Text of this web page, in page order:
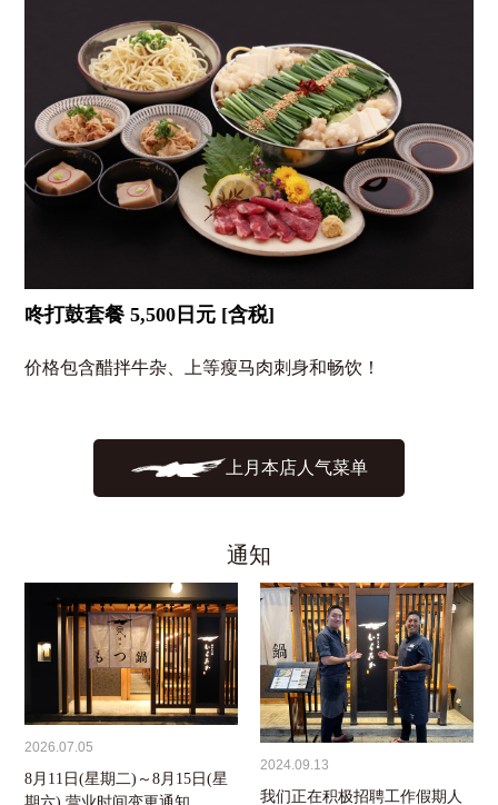
咚打鼓套餐 5,500日元 [含税]
价格包含醋拌牛杂、上等瘦马肉刺身和畅饮！
上月本店人气菜单
通知
2026.07.05
8月11日(星期二)～8月15日(星
2024.09.13
我们正在积极招聘工作假期人